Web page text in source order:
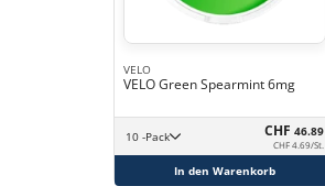
VELO
VELO Green Spearmint 6mg
10 -Pack CHF 46.89
CHF 4.69/St.
In den Warenkorb